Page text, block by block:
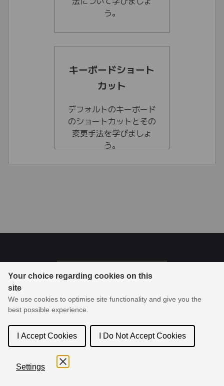
Your choice regarding cookies on this
site
We use cookies to optimise site functionality and give you the
best possible experience.
I Accept Cookies I Do Not Accept Cookies
Settings
う。
キーボードショート
カット
デフォルトのキーボード
のショートカットとその
変更手法を学びましょ
う。
© 1994-2026 Toon Boom Animation Inc. All rights reserved.
Toon Boom Animation Inc.は、アニメーションおよび絵コンテ作
ンラインでコミュニティに配信します。